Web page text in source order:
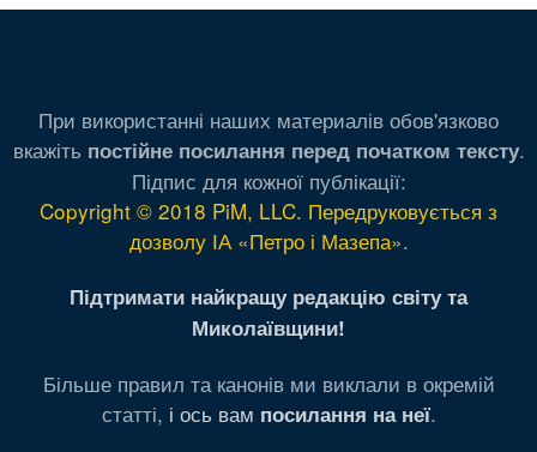
При використанні наших материалів обов'язково
вкажіть постійне посилання перед початком тексту.
Підпис для кожної публікації:
Copyright © 2018 PiM, LLC. Передруковується з
дозволу ІА «Петро і Мазепа».
Підтримати найкращу редакцію світу та
Миколаївщини!
Більше правил та канонів ми виклали в окремій
статті, і ось вам посилання на неї.